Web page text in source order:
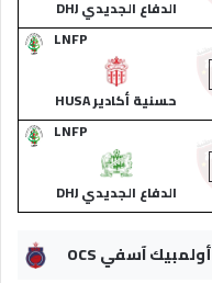
الدفاع الجديدي DHJ
LNFP
حسنية أكادير HUSA
LNFP
الدفاع الجديدي DHJ
أولمبيك آسفي OCS